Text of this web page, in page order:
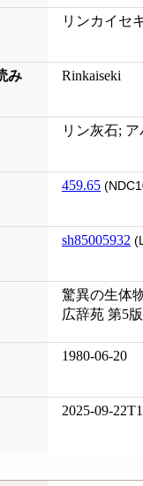
リンカイセ
み Rinkaiseki
リン灰石;
459.65
sh85005932
驚異の生体
広辞苑 第5版
1980-06-20
2025-09-